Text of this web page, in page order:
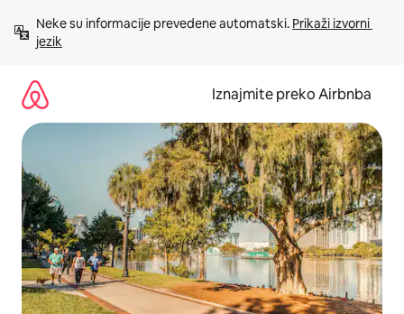
sadržaj
Neke su informacije prevedene automatski. Prikaži izvorni
jezik
Iznajmite preko Airbnba